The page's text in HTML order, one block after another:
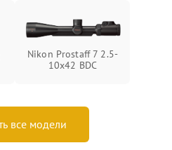
Nikon Prostaff 7 2.5-
10x42 BDC
все модели